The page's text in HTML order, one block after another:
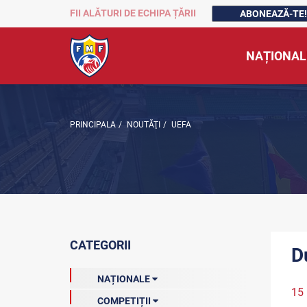
FII ALĂTURI DE ECHIPA ȚĂRII ABONEAZĂ-TE!
PRINCIPALA / NOUTĂŢI / UEFA
CATEGORII
NAȚIONALE
COMPETIȚII
15